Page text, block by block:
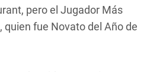
pero el Jugador Más
quien fue Novato del Año de